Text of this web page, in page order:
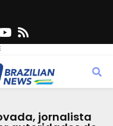
Y
u
t
b
s
jornalista